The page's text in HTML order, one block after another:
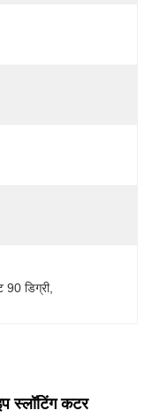
90 डिग्री,
स्लॉटिंग कटर